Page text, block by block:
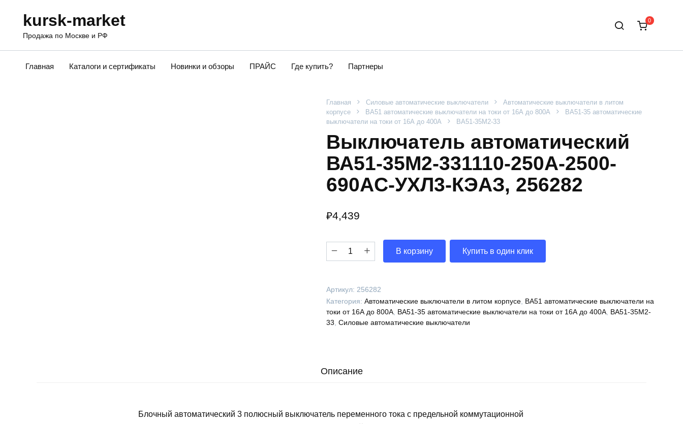
kursk-market
Продажа по Москве и РФ
0
Главная Каталоги и сертификаты Новинки и обзоры ПРАЙС Где купить? Партнеры
Главная Силовые автоматические выключатели
Автоматические выключатели в литом
корпусе
ВА51 автоматические выключатели на токи от 16А до 800А
ВА51-35 автоматические
выключатели на токи от 16А до 400А
ВА51-35М2-33
Выключатель автоматический
ВА51-35М2-331110-250А-2500-
690AC-УХЛ3-КЭАЗ, 256282
₽4,439
Количество
Выключатель
35М2-
331110-
250А-2500-
256282
В корзину Купить в один клик
Артикул: 256282
Категория: Автоматические выключатели в литом корпусе, ВА51 автоматические выключатели на
токи от 16А до 800А, ВА51-35 автоматические выключатели на токи от 16А до 400А, ВА51-35М2-
33 Силовые автоматические выключатели
Описание
Блочный автоматический 3 полюсный выключатель переменного тока с предельной коммутационной